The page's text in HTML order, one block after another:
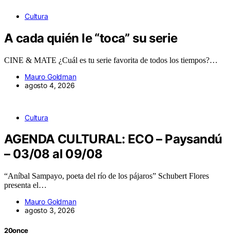
Cultura
A cada quién le “toca” su serie
CINE & MATE ¿Cuál es tu serie favorita de todos los tiempos?…
Mauro Goldman
agosto 4, 2026
Cultura
AGENDA CULTURAL: ECO – Paysandú
– 03/08 al 09/08
“Aníbal Sampayo, poeta del río de los pájaros” Schubert Flores
presenta el…
Mauro Goldman
agosto 3, 2026
20once